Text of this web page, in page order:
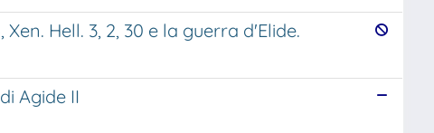
Hell. 3, 2, 30 e la guerra d'Elide.
Agide II